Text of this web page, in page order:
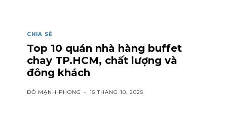
CHIA SẺ
Top 10 quán nhà hàng buffet
chay TP.HCM, chất lượng và
đông khách
ĐỖ MẠNH PHONG - 15 THÁNG 10, 2025